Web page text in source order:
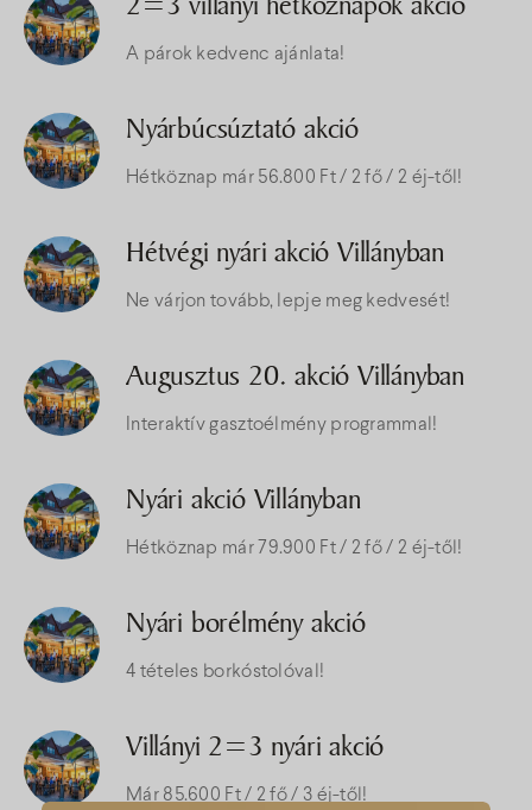
A párok kedvenc ajánlata!
Nyárbúcsúztató akció
Hétköznap már 56.800 Ft / 2 fő / 2 éj-től!
Hétvégi nyári akció Villányban
Ne várjon tovább, lepje meg kedvesét!
Augusztus 20. akció Villányban
Interaktív gasztoélmény programmal!
Nyári akció Villányban
Hétköznap már 79.900 Ft / 2 fő / 2 éj-től!
Nyári borélmény akció
4 tételes borkóstolóval!
Villányi 2=3 nyári akció
Már 85.600 Ft / 2 fő / 3 éj-től!